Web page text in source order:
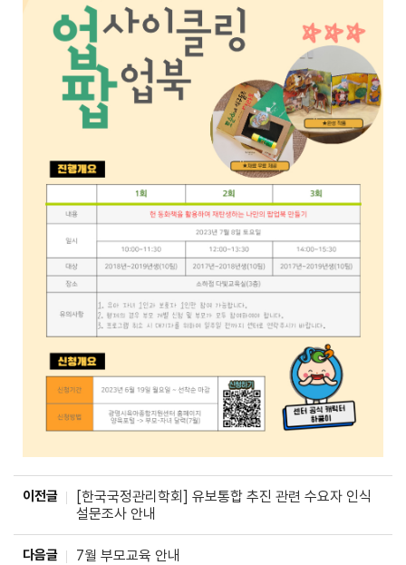
이전글
[한국국정관리학회] 유보통합 추진 관련 수요자 인식
설문조사 안내
다음글 7월 부모교육 안내